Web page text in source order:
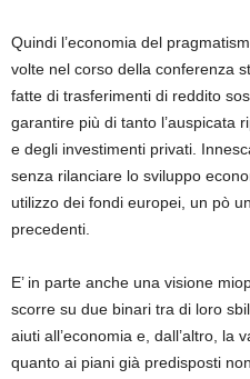
Quindi l’economia del
volte nel corso della conferenza
fatte di trasferimenti di reddito
garantire più di tanto l’auspicata
e degli investimenti privati.
senza rilanciare lo sviluppo
utilizzo dei fondi europei, un pò
precedenti.
E’ in parte anche una visione
scorre su due binari tra di loro
aiuti all’economia e, dall’altro, la
quanto ai piani già predisposti